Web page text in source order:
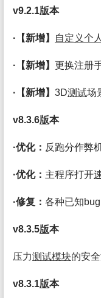
v9.2.1版本
·【新增】 自定义个人
·【新增】 更换注册
·【新增】 3D测试场
v8.3.6版本
·优化： 反跑分作弊
·优化： 主程序打开
·修复： 各种已知bug
v8.3.5版本
压力测试模块的安
v8.3.1版本